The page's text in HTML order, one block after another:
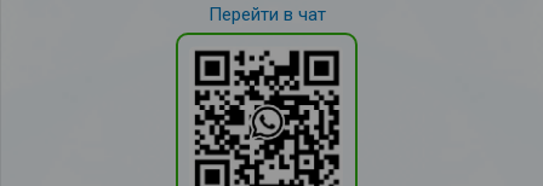
Перейти в чат